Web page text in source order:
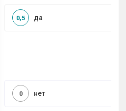
да
0,5
нет
0